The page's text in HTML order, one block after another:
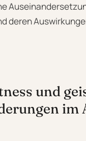
deren
und
im